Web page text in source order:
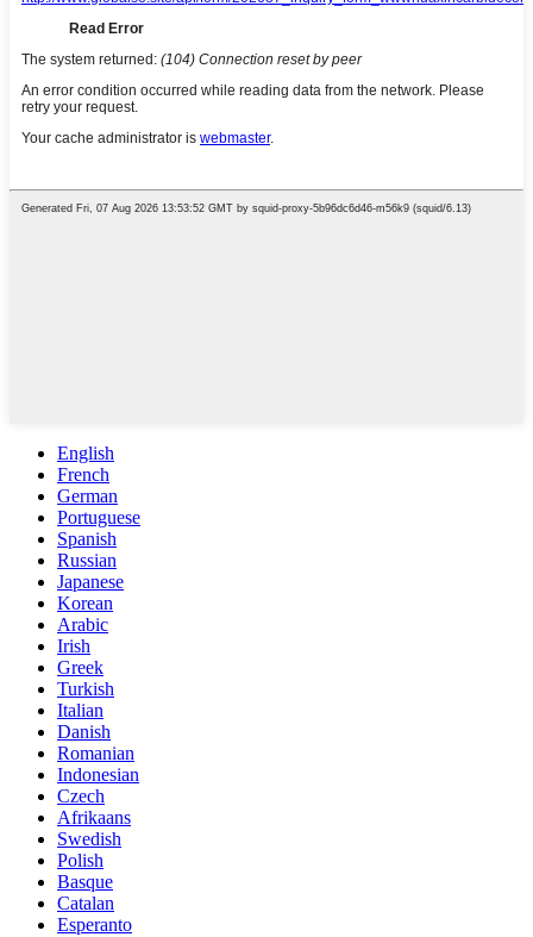
English
French
German
Portuguese
Spanish
Russian
Japanese
Korean
Arabic
Irish
Greek
Turkish
Italian
Danish
Romanian
Indonesian
Czech
Afrikaans
Swedish
Polish
Basque
Catalan
Esperanto